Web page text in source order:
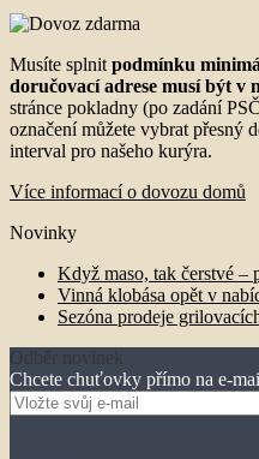
Musíte splnit podmínku
doručovací adrese musí být v
stránce pokladny (po zadání
označení můžete vybrat přesný
interval pro našeho kurýra.
Více informací o dovozu domů
Novinky
Když maso, tak čerstvé –
Vinná klobása opět v
Sezóna prodeje
Odběr novinek
Chcete chuťovky přímo na e-